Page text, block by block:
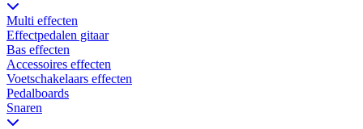
Multi effecten
Effectpedalen gitaar
Bas effecten
Accessoires effecten
Voetschakelaars effecten
Pedalboards
Snaren